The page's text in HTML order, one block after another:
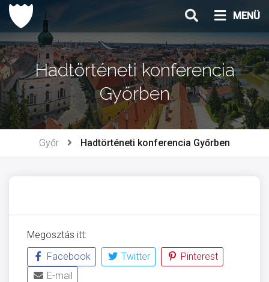
Ugrás
tartalomhoz
MENÜ
Hadtörténeti konferencia
Győrben
Győr Hadtörténeti konferencia Győrben
Megosztás itt:
Facebook
Twitter
Pinterest
E-mail